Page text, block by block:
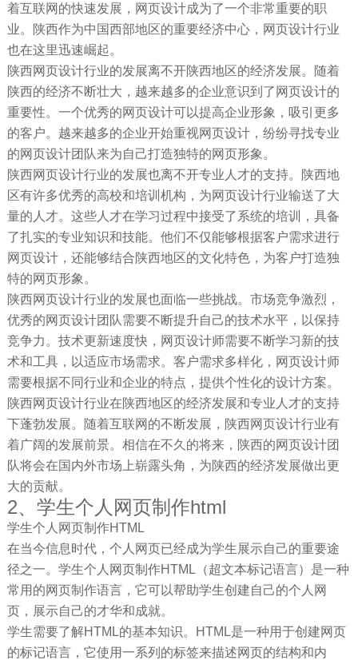
着互联网的快速发展，网页设计成为了一个非常重要的职
业。陕西作为中国西部地区的重要经济中心，网页设计行业
也在这里迅速崛起。
陕西网页设计行业的发展离不开陕西地区的经济发展。随着
陕西的经济不断壮大，越来越多的企业意识到了网页设计的
重要性。一个优秀的网页设计可以提高企业形象，吸引更多
的客户。越来越多的企业开始重视网页设计，纷纷寻找专业
的网页设计团队来为自己打造独特的网页形象。
陕西网页设计行业的发展也离不开专业人才的支持。陕西地
区有许多优秀的高校和培训机构，为网页设计行业输送了大
量的人才。这些人才在学习过程中接受了系统的培训，具备
了扎实的专业知识和技能。他们不仅能够根据客户需求进行
网页设计，还能够结合陕西地区的文化特色，为客户打造独
特的网页形象。
陕西网页设计行业的发展也面临一些挑战。市场竞争激烈，
优秀的网页设计团队需要不断提升自己的技术水平，以保持
竞争力。技术更新速度快，网页设计师需要不断学习新的技
术和工具，以适应市场需求。客户需求多样化，网页设计师
需要根据不同行业和企业的特点，提供个性化的设计方案。
陕西网页设计行业在陕西地区的经济发展和专业人才的支持
下蓬勃发展。随着互联网的不断发展，陕西网页设计行业有
着广阔的发展前景。相信在不久的将来，陕西的网页设计团
队将会在国内外市场上崭露头角，为陕西的经济发展做出更
大的贡献。
2、学生个人网页制作html
学生个人网页制作HTML
在当今信息时代，个人网页已经成为学生展示自己的重要途
径之一。学生个人网页制作HTML（超文本标记语言）是一种
常用的网页制作语言，它可以帮助学生创建自己的个人网
页，展示自己的才华和成就。
学生需要了解HTML的基本知识。HTML是一种用于创建网页
的标记语言，它使用一系列的标签来描述网页的结构和内